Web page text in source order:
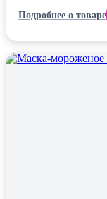
Подробнее о товаре